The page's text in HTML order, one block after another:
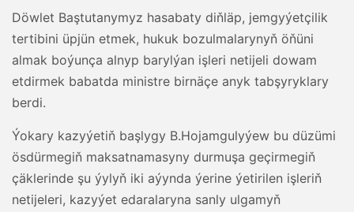
Döwlet Baştutanymyz hasabaty diňläp, jemgyýetçilik
tertibini üpjün etmek, hukuk bozulmalarynyň öňüni
almak boýunça alnyp barylýan işleri netijeli dowam
etdirmek babatda ministre birnäçe anyk tabşyryklary
berdi.
Ýokary kazyýetiň başlygy B.Hojamgulyýew bu düzümi
ösdürmegiň maksatnamasyny durmuşa geçirmegiň
çäklerinde şu ýylyň iki aýynda ýerine ýetirilen işleriň
netijeleri, kazyýet edaralaryna sanly ulgamyň